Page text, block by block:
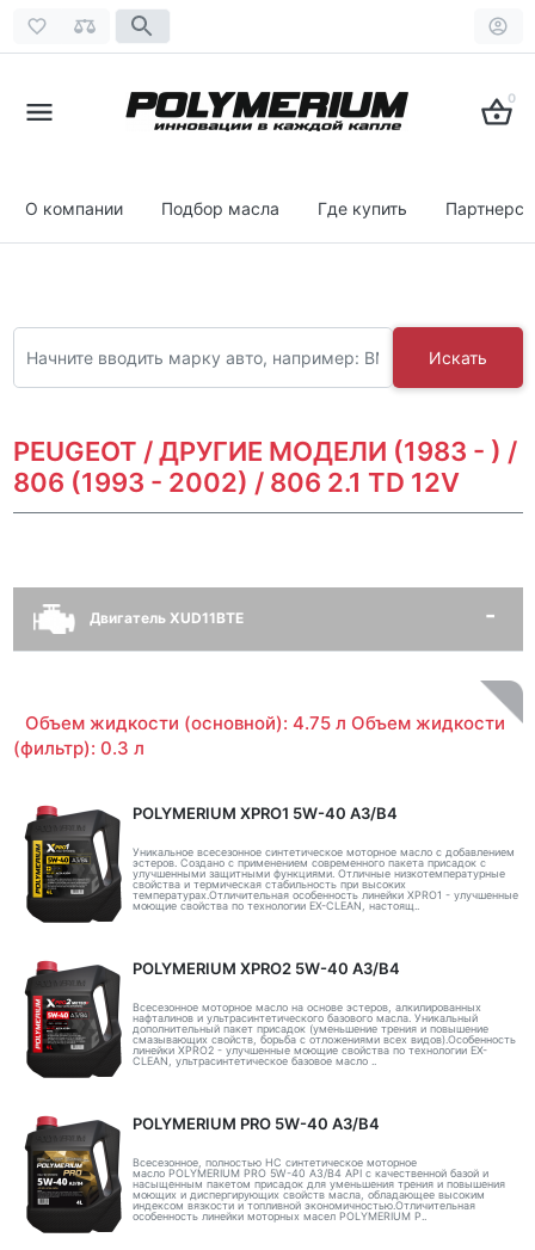
0
О компании Подбор масла Где купить
Искать
PEUGEOT / ДРУГИЕ МОДЕЛИ (1983 - ) /
806 (1993 - 2002) / 806 2.1 TD 12V
Двигатель XUD11BTE
Объем жидкости (основной): 4.75 л Объем жидкости
(фильтр): 0.3 л
POLYMERIUM XPRO1 5W-40 A3/B4
Уникальное всесезонное синтетическое моторное масло с добавлением
эстеров. Создано с применением современного пакета присадок с
улучшенными защитными функциями. Отличные низкотемпературные
свойства и термическая стабильность при высоких
температурах.Отличительная особенность линейки XPRO1 - улучшенные
моющие свойства по технологии EX-CLEAN, настоящ..
POLYMERIUM XPRO2 5W-40 A3/B4
Всесезонное моторное масло на основе эстеров, алкилированных
нафталинов и ультрасинтетического базового масла. Уникальный
дополнительный пакет присадок (уменьшение трения и повышение
смазывающих свойств, борьба с отложениями всех видов).Особенность
линейки XPRO2 - улучшенные моющие свойства по технологии EX-
CLEAN, ультрасинтетическое базовое масло ..
POLYMERIUM PRO 5W-40 A3/B4
Всесезонное, полностью HC синтетическое моторное
масло POLYMERIUM PRO 5W-40 A3/B4 API с качественной базой и
насыщенным пакетом присадок для уменьшения трения и повышения
моющих и диспергирующих свойств масла, обладающее высоким
индексом вязкости и топливной экономичностью.Отличительная
особенность линейки моторных масел POLYMERIUM P..